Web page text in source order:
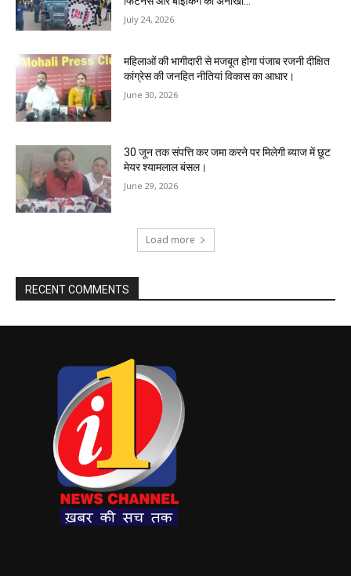
July 24, 2026
महिलाओं की भागीदारी से मजबूत होगा पंजाब रजनी दीक्षित
कांग्रेस की जनहित नीतियां विकास का आधार।
June 30, 2026
30 जून तक संपत्ति कर जमा करने पर मिलेगी ब्याज में छूट
मेयर श्यामलाल बंसल।
June 29, 2026
Load more
RECENT COMMENTS